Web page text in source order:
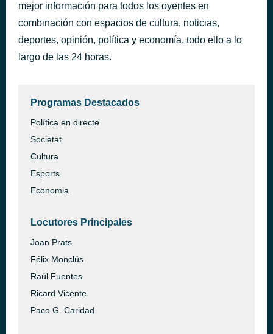
mejor información para todos los oyentes en
combinación con espacios de cultura, noticias,
deportes, opinión, política y economía, todo ello a lo
largo de las 24 horas.
Programas Destacados
Política en directe
Societat
Cultura
Esports
Economia
Locutores Principales
Joan Prats
Félix Monclús
Raúl Fuentes
Ricard Vicente
Paco G. Caridad